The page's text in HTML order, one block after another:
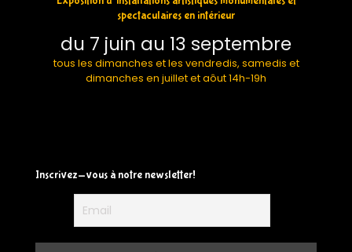
spectaculaires en intérieur
du 7 juin au 13 septembre
tous les dimanches et les vendredis, samedis et
dimanches en juillet et aôut 14h-19h
Inscrivez-vous à notre newsletter!